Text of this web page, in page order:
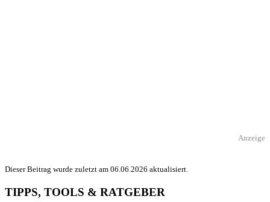
Anzeige
Dieser Beitrag wurde zuletzt am 06.06.2026 aktualisiert.
TIPPS, TOOLS & RATGEBER